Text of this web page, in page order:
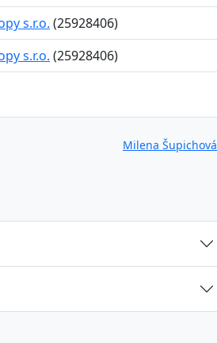
s.r.o. (25928406)
s.r.o. (25928406)
Milena Šupichová